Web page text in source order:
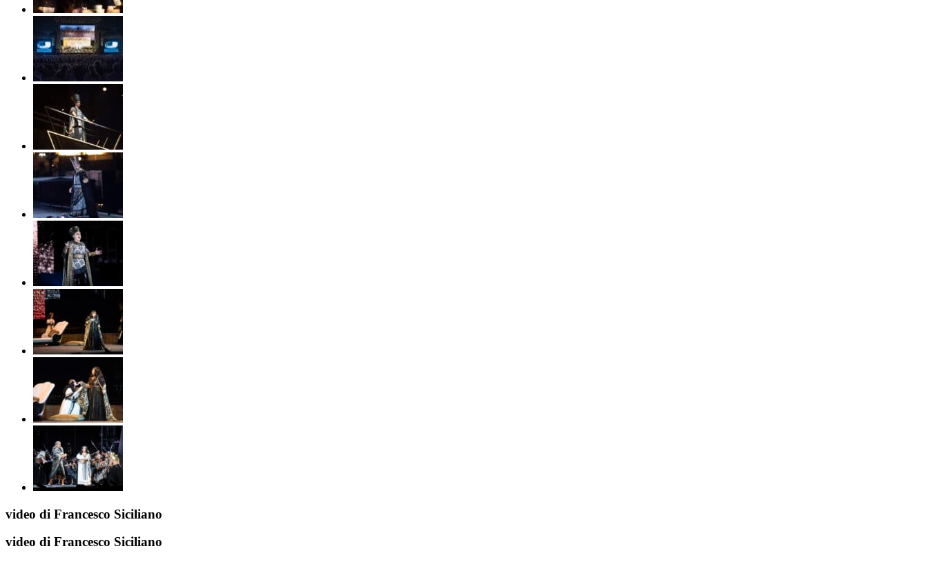
video di Francesco Siciliano
video di Francesco Siciliano